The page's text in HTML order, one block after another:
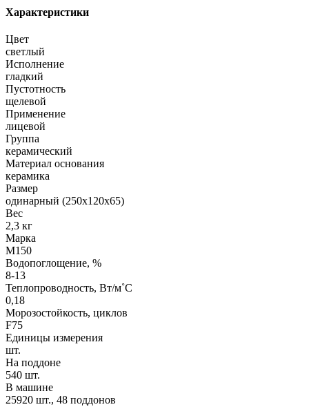
Характеристики
Цвет
светлый
Исполнение
гладкий
Пустотность
щелевой
Применение
лицевой
Группа
керамический
Материал основания
керамика
Размер
одинарный (250х120х65)
Вес
2,3 кг
Марка
М150
Водопоглощение, %
8-13
Теплопроводность, Вт/м˚С
0,18
Морозостойкость, циклов
F75
Единицы измерения
шт.
На поддоне
540 шт.
В машине
25920 шт., 48 поддонов